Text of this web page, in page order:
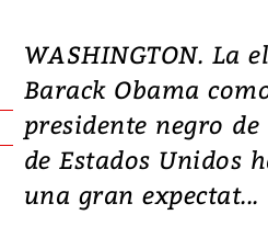
WASHINGTON. La
Barack Obama
presidente negro
de Estados Unidos
una gran expectat...
Isidro
director de
‘Vamos a